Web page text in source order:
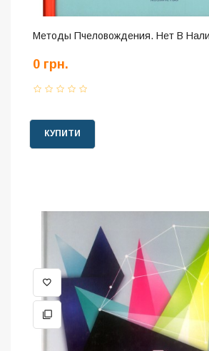
Методы Пчеловождения. Нет В
0 грн.
КУПИТИ